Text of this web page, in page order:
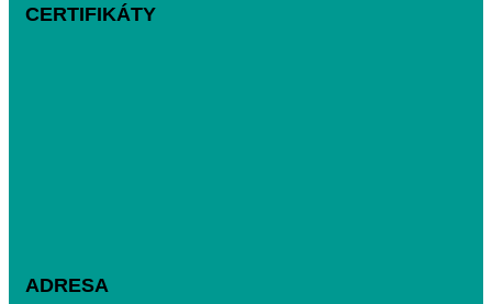
CERTIFIKÁTY
ADRESA